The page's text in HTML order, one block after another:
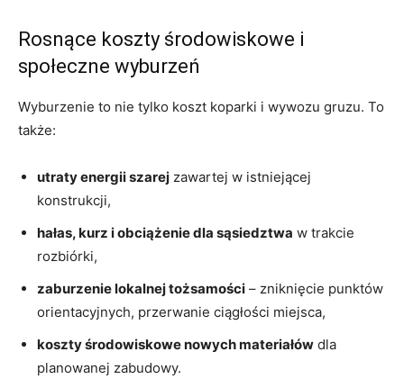
Rosnące koszty środowiskowe i
społeczne wyburzeń
Wyburzenie to nie tylko koszt koparki i wywozu gruzu. To
także:
utraty energii szarej zawartej w istniejącej
konstrukcji,
hałas, kurz i obciążenie dla sąsiedztwa w trakcie
rozbiórki,
zaburzenie lokalnej tożsamości – zniknięcie punktów
orientacyjnych, przerwanie ciągłości miejsca,
koszty środowiskowe nowych materiałów dla
planowanej zabudowy.